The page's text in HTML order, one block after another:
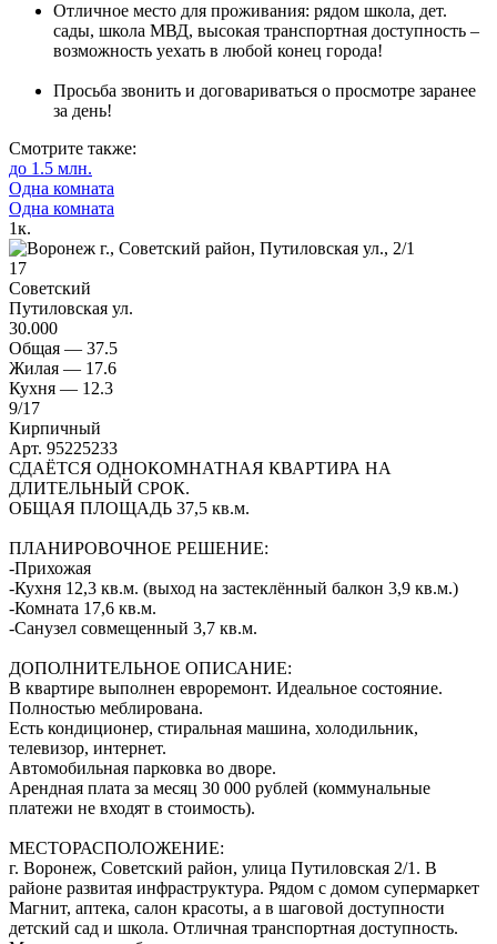
Отличное место для проживания: рядом школа, дет.
сады, школа МВД, высокая транспортная доступность –
возможность уехать в любой конец города!
Просьба звонить и договариваться о просмотре заранее
за день!
Смотрите также:
до 1.5 млн.
Одна комната
Одна комната
1к.
17
Советский
Путиловская ул.
30.000
Общая — 37.5
Жилая — 17.6
Кухня — 12.3
9/17
Кирпичный
Арт. 95225233
СДАЁТСЯ ОДНОКОМНАТНАЯ КВАРТИРА НА
ДЛИТЕЛЬНЫЙ СРОК.
ОБЩАЯ ПЛОЩАДЬ 37,5 кв.м.
ПЛАНИРОВОЧНОЕ РЕШЕНИЕ:
-Прихожая
-Кухня 12,3 кв.м. (выход на застеклённый балкон 3,9 кв.м.)
-Комната 17,6 кв.м.
-Санузел совмещенный 3,7 кв.м.
ДОПОЛНИТЕЛЬНОЕ ОПИСАНИЕ:
В квартире выполнен евроремонт. Идеальное состояние.
Полностью меблирована.
Есть кондиционер, стиральная машина, холодильник,
телевизор, интернет.
Автомобильная парковка во дворе.
Арендная плата за месяц 30 000 рублей (коммунальные
платежи не входят в стоимость).
МЕСТОРАСПОЛОЖЕНИЕ:
г. Воронеж, Советский район, улица Путиловская 2/1. В
районе развитая инфраструктура. Рядом с домом супермаркет
Магнит, аптека, салон красоты, а в шаговой доступности
детский сад и школа. Отличная транспортная доступность.